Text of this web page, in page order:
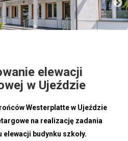
elewacji
w Ujeździe
Westerplatte w Ujeździe
na realizację zadania
budynku szkoły.